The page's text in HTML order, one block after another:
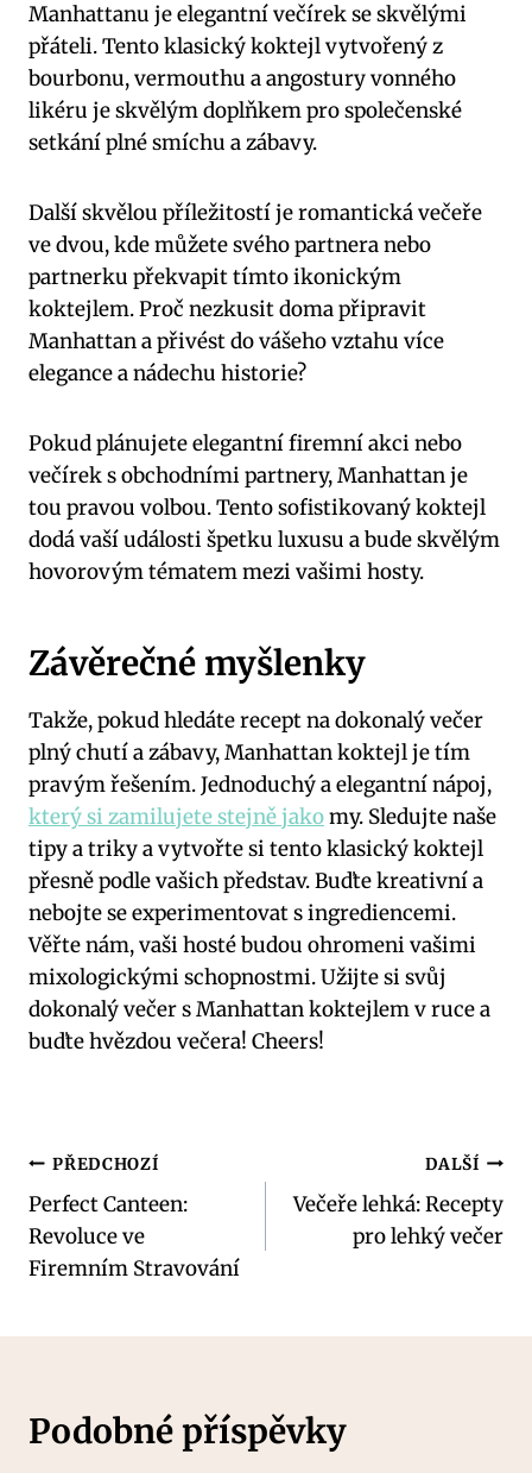
Manhattanu je elegantní večírek se skvělými
přáteli. Tento klasický koktejl vytvořený z
bourbonu, vermouthu a angostury vonného
likéru je skvělým doplňkem pro společenské
setkání plné smíchu a zábavy.
Další skvělou příležitostí je romantická večeře
ve dvou, kde můžete svého partnera nebo
partnerku překvapit tímto ikonickým
koktejlem. Proč nezkusit doma připravit
Manhattan a přivést do vášeho vztahu více
elegance a nádechu historie?
Pokud plánujete elegantní firemní akci nebo
večírek s obchodními partnery, Manhattan je
tou pravou volbou. Tento sofistikovaný koktejl
dodá vaší události špetku luxusu a bude skvělým
hovorovým tématem mezi vašimi hosty.
Závěrečné myšlenky
Takže, pokud hledáte recept na dokonalý večer
plný chutí a zábavy, Manhattan koktejl je tím
pravým řešením. Jednoduchý a elegantní nápoj,
který si zamilujete stejně jakomy. Sledujte naše
tipy a triky a vytvořte si tento klasický koktejl
přesně podle vašich představ. Buďte kreativní a
nebojte se experimentovat s ingrediencemi.
Věřte nám, vaši hosté budou ohromeni vašimi
mixologickými schopnostmi. Užijte si svůj
dokonalý večer s Manhattan koktejlem v ruce a
buďte hvězdou večera! Cheers!
Navigace
pro
příspěvek
PŘEDCHOZÍ
Perfect Canteen:
Revoluce ve
Firemním Stravování
DALŠÍ
Večeře lehká: Recepty
pro lehký večer
Podobné příspěvky